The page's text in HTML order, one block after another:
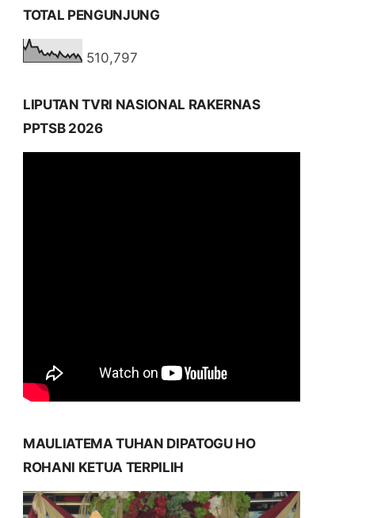
TOTAL PENGUNJUNG
510,797
LIPUTAN TVRI NASIONAL RAKERNAS
PPTSB 2026
MAULIATEMA TUHAN DIPATOGU HO
ROHANI KETUA TERPILIH